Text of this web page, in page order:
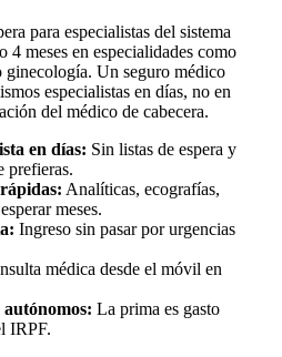
para especialistas del sistema
4 meses en especialidades como
Un seguro médico
especialistas en días, no en
del médico de cabecera.
en días: Sin listas de espera y
prefieras.
Analíticas, ecografías,
meses.
Ingreso sin pasar por urgencias
médica desde el móvil en
La prima es gasto
IRPF.